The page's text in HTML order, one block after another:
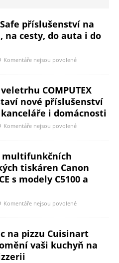
příslušenství na
na cesty, do auta i do
Komentáře nejsou povolené
COMPUTEX
nové příslušenství
i domácnosti
Komentáře nejsou povolené
multifunkčních
tiskáren Canon
s modely C5100 a
Komentáře nejsou povolené
na pizzu Cuisinart
vaši kuchyň na